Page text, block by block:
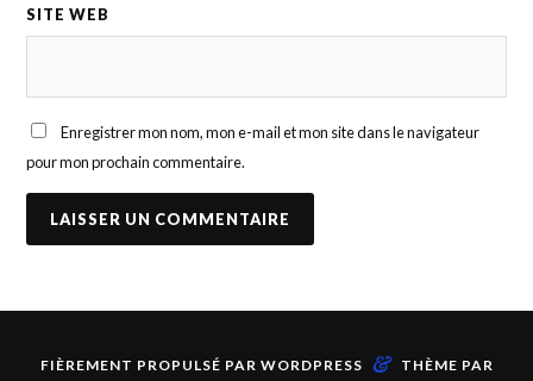
SITE WEB
Enregistrer mon nom, mon e-mail et mon site dans le navigateur
pour mon prochain commentaire.
FIÈREMENT PROPULSÉ PAR WORDPRESS &
THÈME PAR